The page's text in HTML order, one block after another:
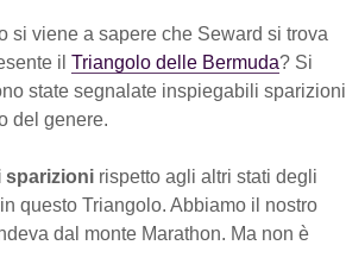
si viene a sapere che Seward si trova
il Triangolo delle Bermuda? Si
state segnalate inspiegabili sparizioni
del genere.
sparizioni rispetto agli altri stati degli
questo Triangolo. Abbiamo il nostro
dal monte Marathon. Ma non è